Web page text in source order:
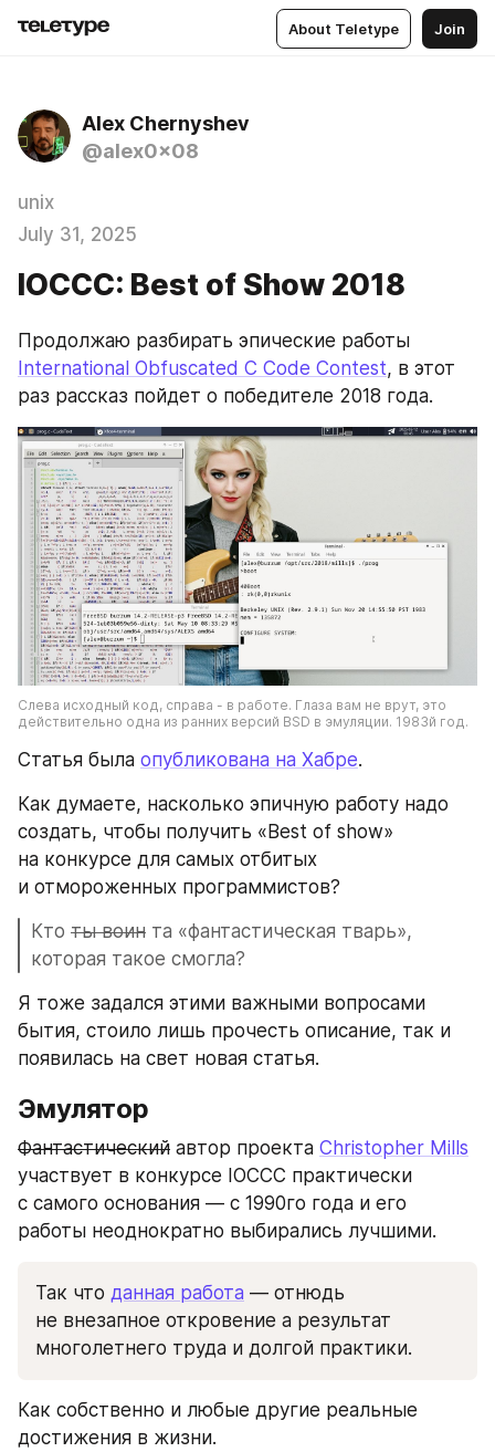
About Teletype Join
Alex Chernyshev
@alex0x08
unix
July 31, 2025
IOCCC: Best of Show 2018
International Obfuscated C Code Contest, в этот
раз рассказ пойдет о победителе 2018 года.
Слева исходный код, справа - в работе. Глаза вам не врут, это
действительно одна из ранних версий BSD в эмуляции. 1983й год.
Статья была опубликована на Хабре.
Как думаете, насколько эпичную работу надо
создать, чтобы получить «Best of show»
на конкурсе для самых отбитых
и отмороженных программистов?
Кто ты воин та «фантастическая тварь»,
которая такое смогла?
Я тоже задался этими важными вопросами
бытия, стоило лишь прочесть описание, так и
появилась на свет новая статья.
Эмулятор
Фантастический автор проекта Christopher Mills
участвует в конкурсе IOCCC практически
с самого основания — c 1990го года и его
работы неоднократно выбирались лучшими.
Так что данная работа — отнюдь
не внезапное откровение а результат
многолетнего труда и долгой практики.
Как собственно и любые другие реальные
достижения в жизни.